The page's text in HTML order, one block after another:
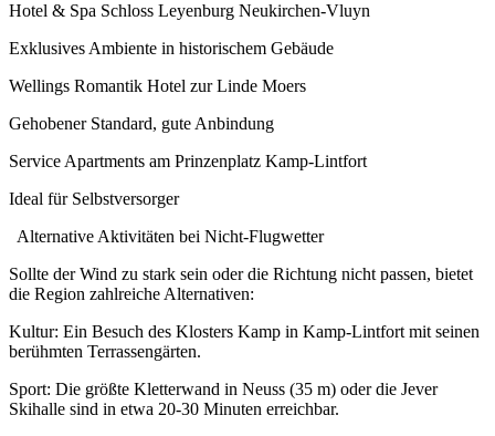
Hotel & Spa Schloss Leyenburg Neukirchen-Vluyn
Exklusives Ambiente in historischem Gebäude
Wellings Romantik Hotel zur Linde Moers
Gehobener Standard, gute Anbindung
Service Apartments am Prinzenplatz Kamp-Lintfort
Ideal für Selbstversorger
Alternative Aktivitäten bei Nicht-Flugwetter
Sollte der Wind zu stark sein oder die Richtung nicht passen, bietet
die Region zahlreiche Alternativen:
Kultur: Ein Besuch des Klosters Kamp in Kamp-Lintfort mit seinen
berühmten Terrassengärten.
Sport: Die größte Kletterwand in Neuss (35 m) oder die Jever
Skihalle sind in etwa 20-30 Minuten erreichbar.